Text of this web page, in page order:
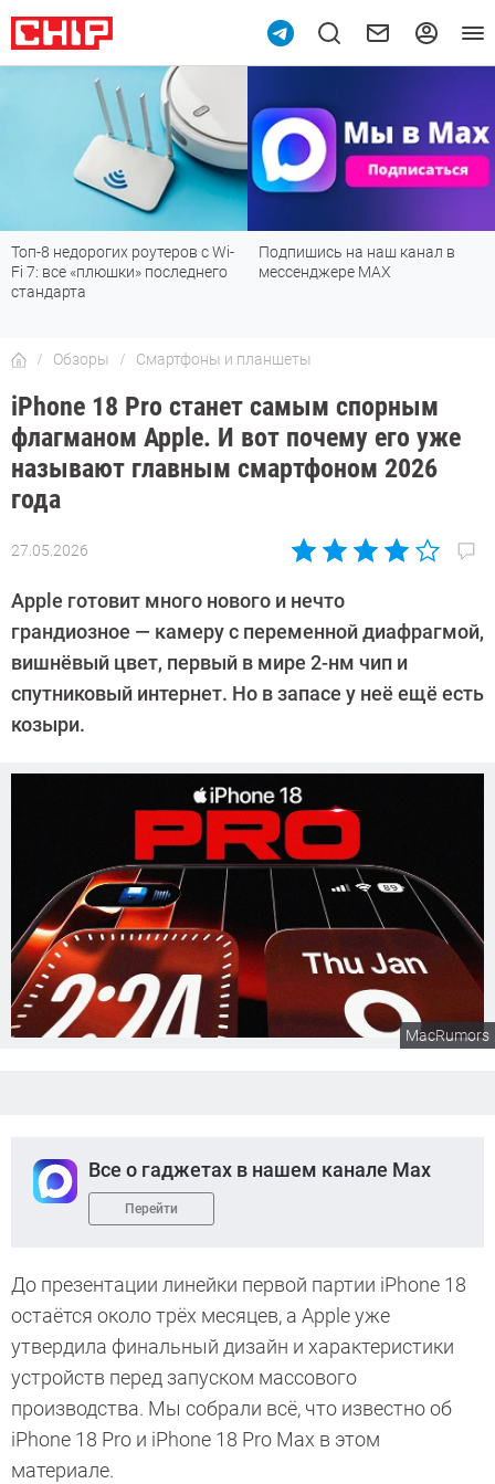
Топ-8 недорогих роутеров с Wi-
Fi 7: все «плюшки» последнего
стандарта
Подпишись на наш канал в
мессенджере МАХ
Обзоры Смартфоны и планшеты
iPhone 18 Pro станет самым спорным
флагманом Apple. И вот почему его уже
называют главным смартфоном 2026
года
27.05.2026
Автор:
Довлатова
Apple готовит много нового и нечто
грандиозное — камеру с переменной диафрагмой,
вишнёвый цвет, первый в мире 2-нм чип и
спутниковый интернет. Но в запасе у неё ещё есть
козыри.
MacRumors
Все о гаджетах в нашем канале Max
Перейти
До презентации линейки первой партии iPhone 18
остаётся около трёх месяцев, а Apple уже
утвердила финальный дизайн и характеристики
устройств перед запуском массового
производства. Мы собрали всё, что известно об
iPhone 18 Pro и iPhone 18 Pro Max в этом
материале.